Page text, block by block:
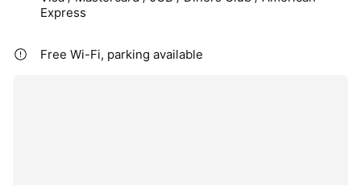
Express
Free Wi-Fi, parking available